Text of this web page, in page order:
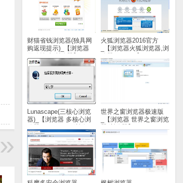
财猫省钱浏览器(独具网
购返现提示)_【浏览器
(1.5M)
火狐浏览器2016官方
_【浏览器火狐浏览器,浏
Lunascape(三核心浏览
器)_【浏览器 多核心浏
器】(25.8M)
世界之窗浏览器极速版
_【浏览器 世界之窗浏览